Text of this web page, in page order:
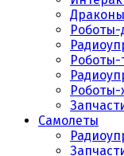
Драконы
Самолеты